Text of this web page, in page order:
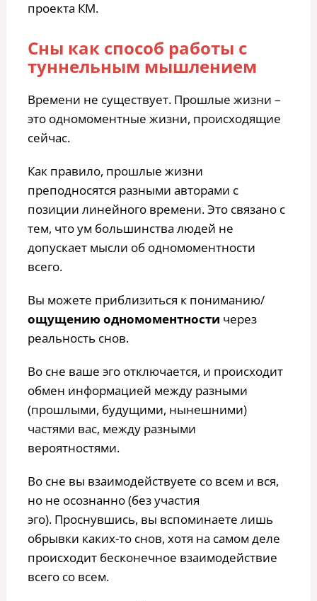
проекта КМ.
Сны как способ работы с
туннельным мышлением
Времени не существует. Прошлые жизни –
это одномоментные жизни, происходящие
сейчас.
Как правило, прошлые жизни
преподносятся разными авторами с
позиции линейного времени. Это связано с
тем, что ум большинства людей не
допускает мысли об одномоментности
всего.
Вы можете приблизиться к пониманию/
ощущению одномоментности через
реальность снов.
Во сне ваше эго отключается, и происходит
обмен информацией между разными
(прошлыми, будущими, нынешними)
частями вас, между разными
вероятностями.
Во сне вы взаимодействуете со всем и вся,
но не осознанно (без участия
эго). Проснувшись, вы вспоминаете лишь
обрывки каких-то снов, хотя на самом деле
происходит бесконечное взаимодействие
всего со всем.